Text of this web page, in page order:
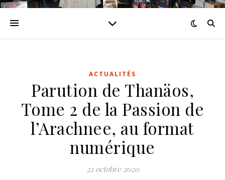
ACTUALITÉS
Parution de Thanäos,
Tome 2 de la Passion de
l’Arachnee, au format
numérique
22 octobre 2020